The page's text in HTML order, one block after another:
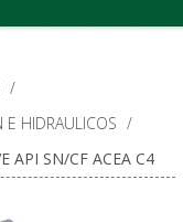
/
E HIDRAULICOS /
API SN/CF ACEA C4